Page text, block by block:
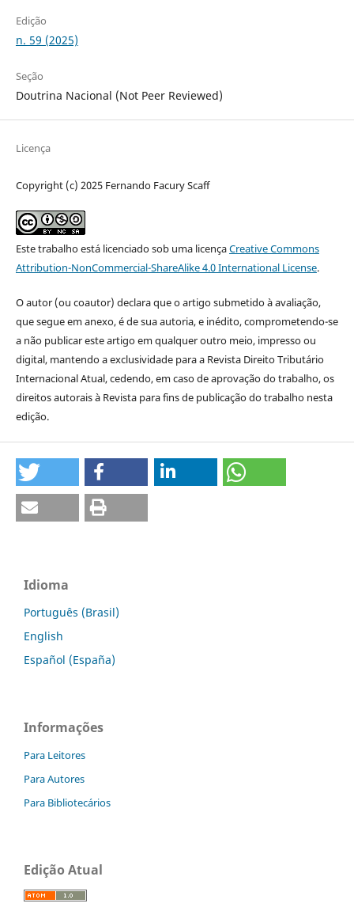
Edição
n. 59 (2025)
Seção
Doutrina Nacional (Not Peer Reviewed)
Licença
Copyright (c) 2025 Fernando Facury Scaff
Este trabalho está licenciado sob uma licençaCreative Commons
Attribution-NonCommercial-ShareAlike 4.0 International License.
O autor (ou coautor) declara que o artigo submetido à avaliação,
que segue em anexo, é de sua autoria, e inédito, comprometendo-se
a não publicar este artigo em qualquer outro meio, impresso ou
digital, mantendo a exclusividade para a Revista Direito Tributário
Internacional Atual, cedendo, em caso de aprovação do trabalho, os
direitos autorais à Revista para fins de publicação do trabalho nesta
edição.
Idioma
Português (Brasil)
English
Español (España)
Informações
Para Leitores
Para Autores
Para Bibliotecários
Edição Atual